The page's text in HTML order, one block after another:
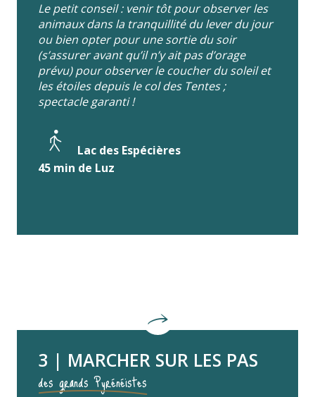
Le petit conseil : venir tôt pour observer les
animaux dans la tranquillité du lever du jour
ou bien opter pour une sortie du soir
(s’assurer avant qu’il n’y ait pas d’orage
prévu) pour observer le coucher du soleil et
les étoiles depuis le col des Tentes ;
spectacle garanti !
Lac des Espécières
45 min de Luz
3 | MARCHER SUR LES PAS
des grands Pyrénéistes